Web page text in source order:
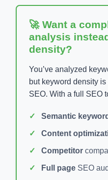
🚀 Want a
analysis
density?
You’ve analyzed
but keyword density
SEO. With a full SEO
Semantic keyword
Content
Competitor
Full page SEO